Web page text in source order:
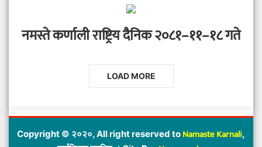
नमस्ते कर्णाली राष्ट्रिय दैनिक २०८१–११–१८ गते
LOAD MORE
Copyright © २०२०, All right reserved to Namaste Karnali,